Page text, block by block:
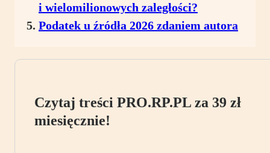
i wielomilionowych zaległości?
Podatek u źródła 2026 zdaniem autora
Czytaj treści PRO.RP.PL za 39 zł
miesięcznie!